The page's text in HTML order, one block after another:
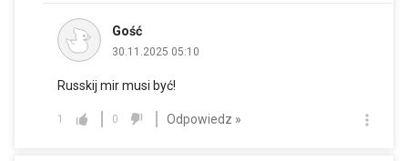
Gość
30.11.2025 05:10
Russkij mir musi być!
1 0 Odpowiedz »